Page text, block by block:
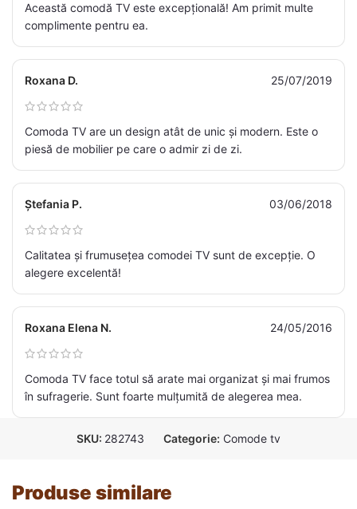
Această comodă TV este excepțională! Am primit multe
complimente pentru ea.
Roxana D. 25/07/2019
Comoda TV are un design atât de unic și modern. Este o
piesă de mobilier pe care o admir zi de zi.
Ștefania P. 03/06/2018
Calitatea și frumusețea comodei TV sunt de excepție. O
alegere excelentă!
Roxana Elena N. 24/05/2016
Comoda TV face totul să arate mai organizat și mai frumos
în sufragerie. Sunt foarte mulțumită de alegerea mea.
SKU: 282743 Categorie: Comode tv
Produse similare